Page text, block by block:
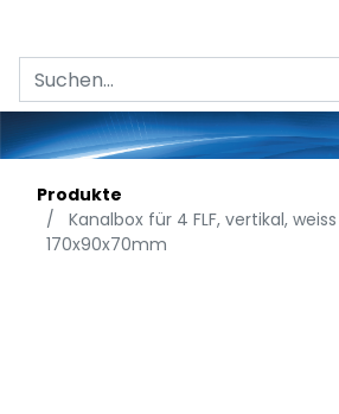
Produkte
Kanalbox für 4 FLF, vertikal, weiss
170x90x70mm